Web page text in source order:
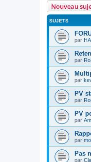
Nouveau
SUJETS
par
par
par
PV
par
PV
par
par
Pas
par